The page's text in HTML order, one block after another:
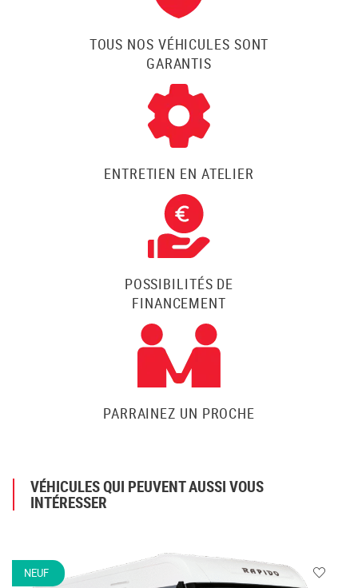
TOUS NOS VÉHICULES SONT
GARANTIS
ENTRETIEN EN ATELIER
POSSIBILITÉS DE
FINANCEMENT
PARRAINEZ UN PROCHE
VÉHICULES QUI PEUVENT AUSSI VOUS
INTÉRESSER
NEUF